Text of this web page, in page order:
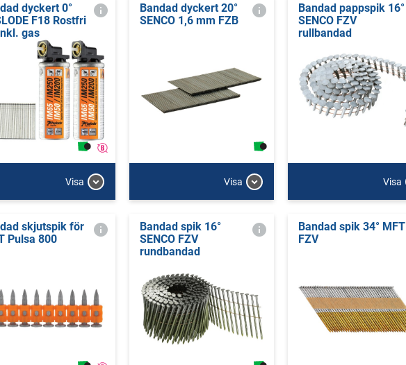
dyckert 0°
F18 Rostfri
gas
Visa
Bandad dyckert 20°
SENCO 1,6 mm FZB
Visa
Bandad pappspik 16°
SENCO FZV
rullbandad
Visa
skjutspik för
Pulsa 800
Bandad spik 16°
SENCO FZV
rundbandad
Bandad spik 34° MFT
FZV